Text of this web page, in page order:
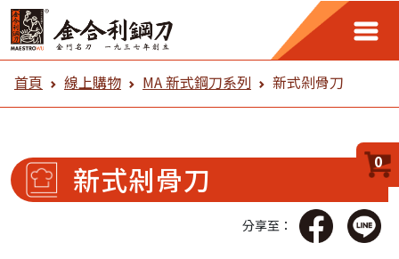
0
金合利鋼刀 線上購物
首頁 線上購物 MA 新式鋼刀系列 新式剁骨刀
新式剁骨刀
分享至：